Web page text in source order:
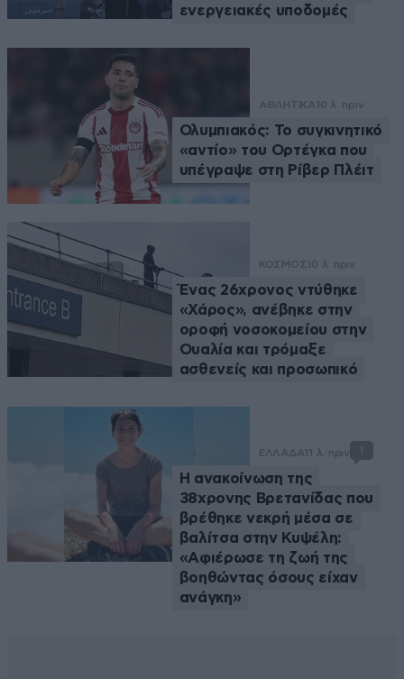
ενεργειακές υποδομές
ΑΘΛΗΤΙΚΑ 10 λ. πριν
Ολυμπιακός: Το συγκινητικό
«αντίο» του Ορτέγκα που
υπέγραψε στη Ρίβερ Πλέιτ
ΚΟΣΜΟΣ 10 λ. πριν
Ένας 26χρονος ντύθηκε
«Χάρος», ανέβηκε στην
οροφή νοσοκομείου στην
Ουαλία και τρόμαξε
ασθενείς και προσωπικό
ΕΛΛΑΔΑ 11 λ. πριν 1
Η ανακοίνωση της
38χρονης Βρετανίδας που
βρέθηκε νεκρή μέσα σε
βαλίτσα στην Κυψέλη:
«Αφιέρωσε τη ζωή της
βοηθώντας όσους είχαν
ανάγκη»